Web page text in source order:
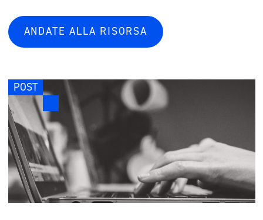
ANDATE ALLA RISORSA
POST